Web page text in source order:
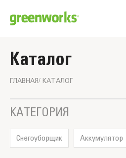
Каталог
ГЛАВНАЯ КАТАЛОГ
Фильтры
КАТЕГОРИЯ
Cнегоуборщик Аккумулятор